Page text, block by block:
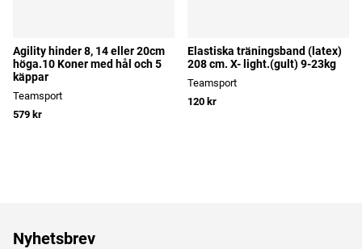
Agility hinder 8, 14 eller 20cm
höga.10 Koner med hål och 5
käppar
Teamsport
579 kr
Elastiska träningsband (latex)
208 cm. X- light.(gult) 9-23kg
Teamsport
120 kr
Nyhetsbrev